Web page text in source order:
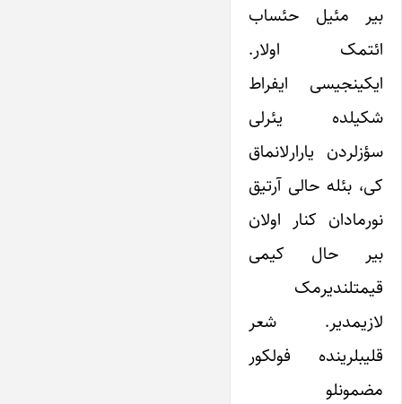
بیر مئیل حئساب
ائتمک اولار.
ایکینجیسی ایفراط
شکیلده یئرلی
سؤزلردن یارارلانماق
کی، بئله حالی آرتیق
نورمادان کنار اولان
بیر حال کیمی
قیمتلندیرمک
لازیمدیر. شعر
قلیبلرینده فولکور
مضمونلو